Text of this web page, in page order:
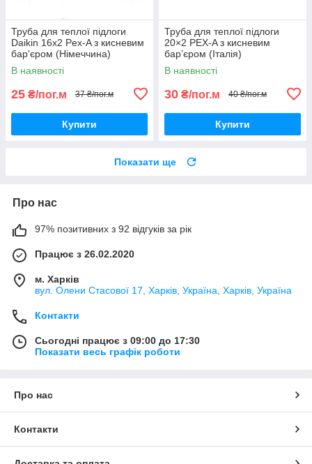
Труба для теплої підлоги
Daikin 16x2 Pex-A з кисневим
бар'єром (Німеччина)
В наявності
25 ₴/пог.м 37 ₴/пог.м
Купити
Труба для теплої підлоги
20×2 PEX-A з кисневим
бар’єром (Італія)
В наявності
30 ₴/пог.м 40 ₴/пог.м
Купити
Показати ще
Про нас
97% позитивних з 92 відгуків за рік
Працює з 26.02.2020
м. Харків
вул. Олени Стасової 17, Харків, Україна, Харків, Україна
Контакти
Сьогодні працює з 09:00 до 17:30
Показати весь графік роботи
Про нас
Контакти